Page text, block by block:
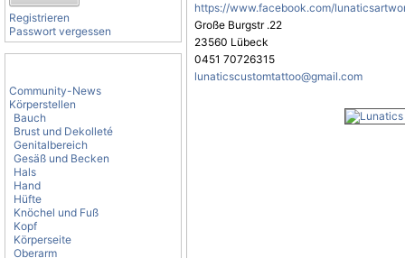
Registrieren
Passwort vergessen
Community-News
Körperstellen
Bauch
Brust und Dekolleté
Genitalbereich
Gesäß und Becken
Hals
Hand
Hüfte
Knöchel und Fuß
Kopf
Körperseite
Oberarm
https://www.facebook.com/
Große Burgstr .22
23560 Lübeck
0451 70726315
lunaticscustomtattoo@gmail.com